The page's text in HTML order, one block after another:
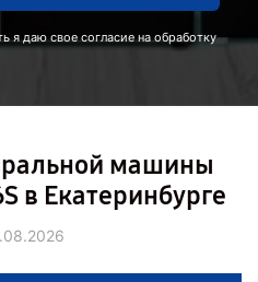
я даю свое согласие на обработку
машины
в Екатеринбурге